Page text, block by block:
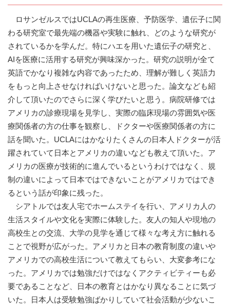
ロサンゼルスではUCLAの再生医療、予防医学、遺伝子に関
わる研究室で最先端の機器や実験に触れ、どのような研究が
されているかを学んだ。特にハエを用いた遺伝子の研究と、
AIを医療に活用する研究が興味深かった。研究の説明が全て
英語でかなり複雑な内容であったため、理解が難しく英語力
をもっと向上させなければいけないと思った。論文なども紹
介して頂いたのでさらに深く学びたいと思う。病院研修では
アメリカの診療現場を見学し、実際の臨床現場の雰囲気や医
療関係者の方の仕事を観察し、ドクターや医療関係者の方に
話を聞いた。UCLAにはかなりたくさんの日本人ドクターが活
躍されていて日本とアメリカの違いなども教えて頂いた。ア
メリカの医療が技術的に進んでいるというわけではなく、規
制の違いによって日本ではできないことがアメリカではでき
るという話が印象に残った。
シアトルでは友人宅でホームステイを行い、アメリカ人の
生活スタイルや文化を実際に体験した。友人の知人や現地の
高校生との交流、大学の見学を通じて様々な考え方に触れる
ことで視野が広がった。アメリカと日本の教育制度の違いや
アメリカでの高校生活について教えてもらい、大変参考にな
った。アメリカでは勉強だけではなくアクティビティーも必
要であることなど、日本の教育とはかなり異なることに気づ
いた。日本人は受験勉強ばかりしていて社会活動が少ないこ